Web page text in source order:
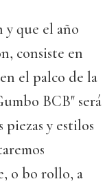
y que el año
consiste en
el palco de la
BCB" será
y estilos
o bo rollo, a